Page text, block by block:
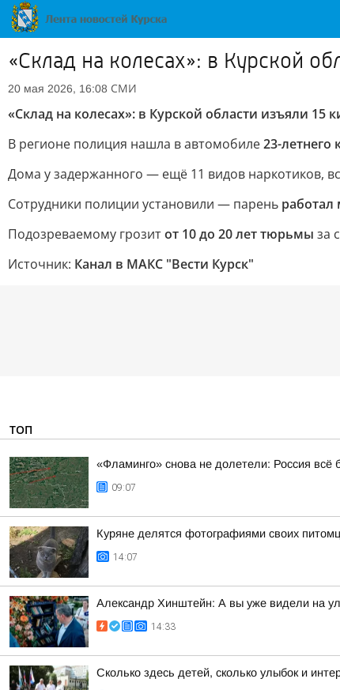
«Склад на колесах»: в Курской
20 мая 2026, 16:08 СМИ
«Склад на колесах»: в Курской области изъяли 15
В регионе полиция нашла в автомобиле23-летнего
Дома у задержанного — ещё 11 видов наркотиков,
Сотрудники полиции установили — парень
Подозреваемому грозитот 10 до 20 лет тюрьмы за
Источник: Канал в МАКС "Вести Курск"
ТОП
«Фламинго» снова не долетели: Россия всё
09:07
Куряне делятся фотографиями своих
14:07
Александр Хинштейн: А вы уже видели на
14:33
Сколько здесь детей, сколько улыбок и